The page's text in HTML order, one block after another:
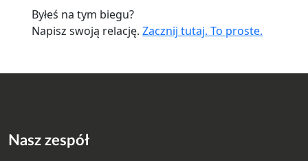
Byłeś na tym biegu?
Napisz swoją relację. Zacznij tutaj. To proste.
Nasz zespół